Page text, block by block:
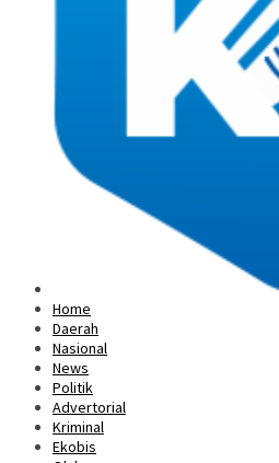
Home
Daerah
Nasional
News
Politik
Advertorial
Kriminal
Ekobis